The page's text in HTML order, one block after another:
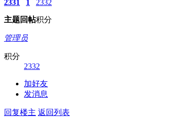
2331
主题
1
回帖
2332
积分
管理员
积分
2332
加好友
发消息
回复楼主 返回列表